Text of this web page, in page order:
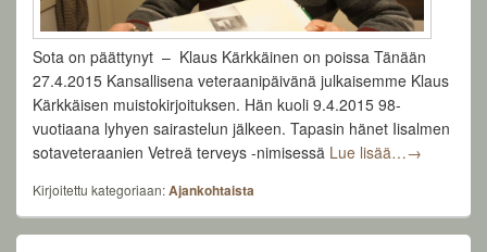
Sota on päättynyt – Klaus Kärkkäinen on poissa Tänään
27.4.2015 Kansallisena veteraanipäivänä julkaisemme Klaus
Kärkkäisen muistokirjoituksen. Hän kuoli 9.4.2015 98-
vuotiaana lyhyen sairastelun jälkeen. Tapasin hänet Iisalmen
sotaveteraanien Vetreä terveys -nimisessä Lue lisää…Klaus
→
Kirjoitettu kategoriaan:Ajankohtaista